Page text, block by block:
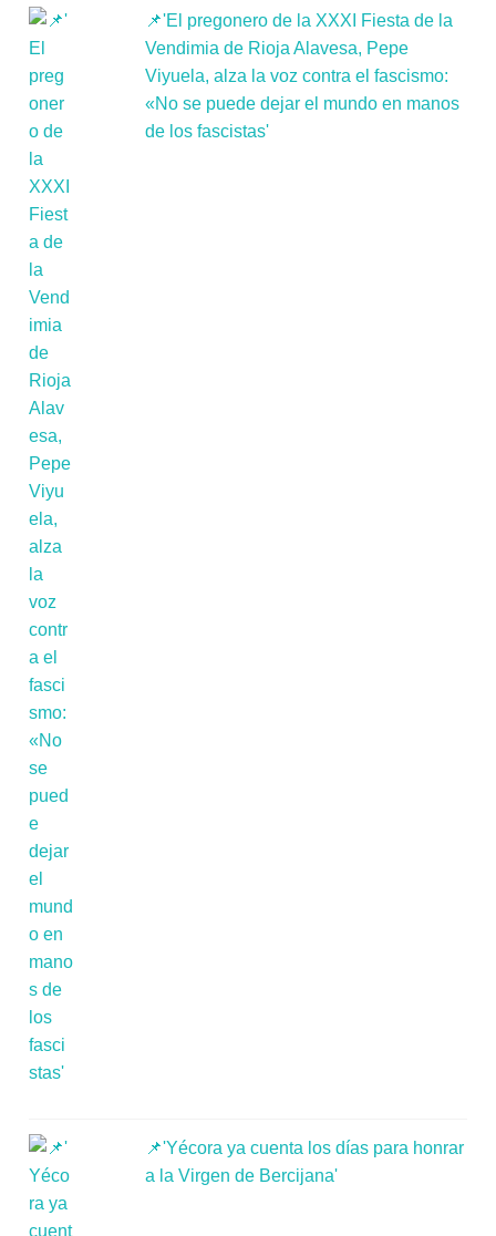
📌'El pregonero de la XXXI Fiesta de la
Vendimia de Rioja Alavesa, Pepe
Viyuela, alza la voz contra el fascismo:
«No se puede dejar el mundo en manos
de los fascistas'
📌'Yécora ya cuenta los días para honrar
a la Virgen de Bercijana'